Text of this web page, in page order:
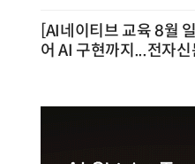
[AI네이티브 교육 8월
어 AI 구현까지...전자